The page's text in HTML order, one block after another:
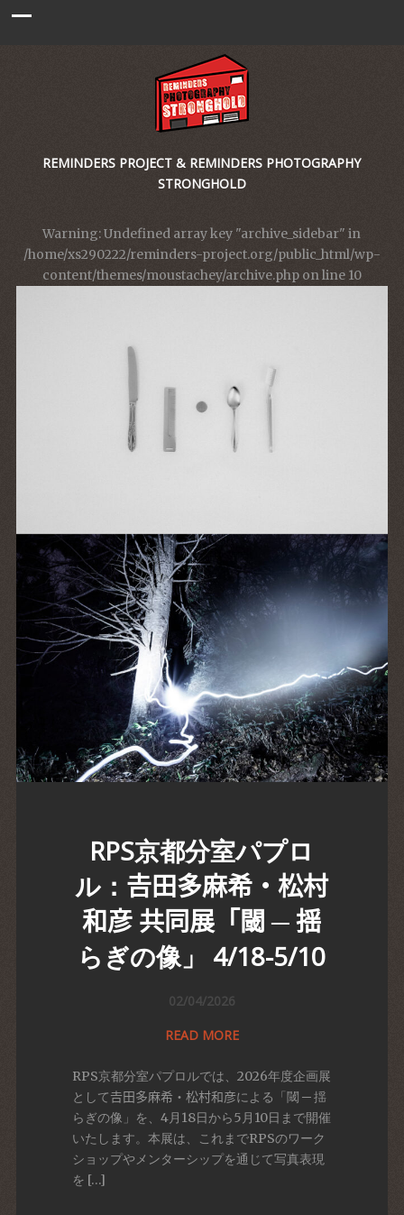
REMINDERS PROJECT & REMINDERS PHOTOGRAPHY
STRONGHOLD
Warning: Undefined array key "archive_sidebar" in
/home/xs290222/reminders-project.org/public_html/wp-
content/themes/moustachey/archive.phpon line 10
RPS京都分室パプロ
ル：𠮷田多麻希・松村
和彦 共同展「閾 ─ 揺
らぎの像」 4/18-5/10
02/04/2026
READ MORE
RPS京都分室パプロルでは、2026年度企画展
として𠮷田多麻希・松村和彦による「閾 ─ 揺
らぎの像」を、4月18日から5月10日まで開催
いたします。本展は、これまでRPSのワーク
ショップやメンターシップを通じて写真表現
を […]